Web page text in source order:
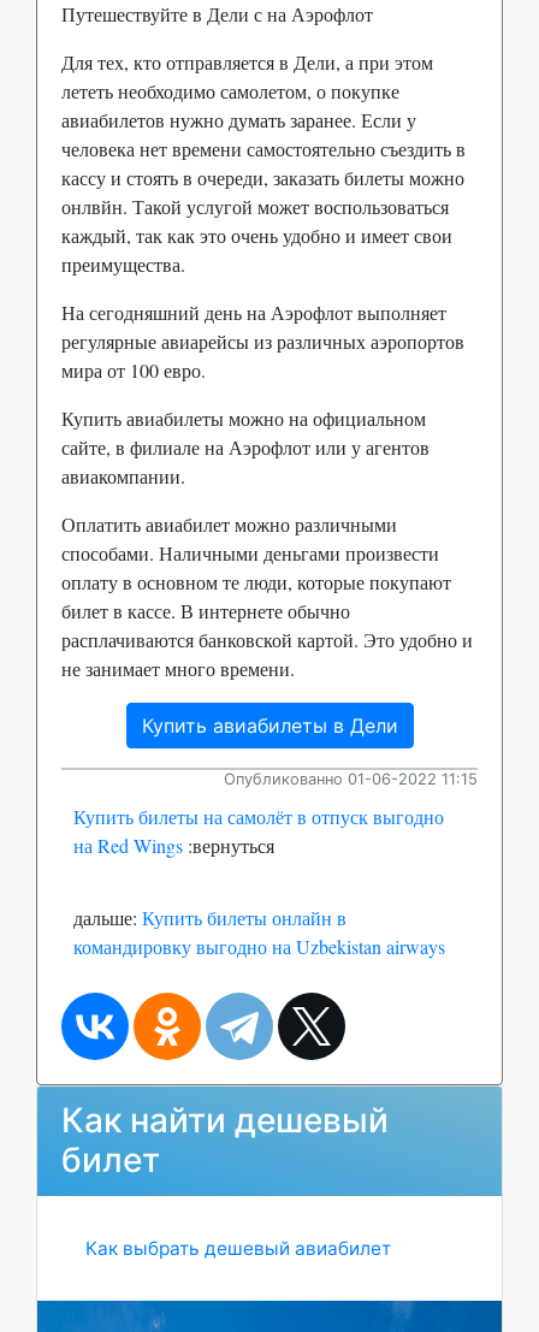
Путешествуйте в Дели с на Аэрофлот
Для тех, кто отправляется в Дели, а при этом
лететь необходимо самолетом, о покупке
авиабилетов нужно думать заранее. Если у
человека нет времени самостоятельно съездить в
кассу и стоять в очереди, заказать билеты можно
онлвйн. Такой услугой может воспользоваться
каждый, так как это очень удобно и имеет свои
преимущества.
На сегодняшний день на Аэрофлот выполняет
регулярные авиарейсы из различных аэропортов
мира от 100 евро.
Купить авиабилеты можно на официальном
сайте, в филиале на Аэрофлот или у агентов
авиакомпании.
Оплатить авиабилет можно различными
способами. Наличными деньгами произвести
оплату в основном те люди, которые покупают
билет в кассе. В интернете обычно
расплачиваются банковской картой. Это удобно и
не занимает много времени.
Купить авиабилеты в Дели
Опубликованно 01-06-2022 11:15
Купить билеты на самолёт в отпуск выгодно
на Red Wings :вернуться
дальше: Купить билеты онлайн в
командировку выгодно на Uzbekistan airways
Как найти дешевый
билет
Как выбрать дешевый авиабилет